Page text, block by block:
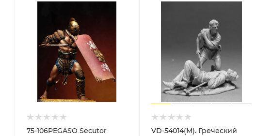
75-106PEGASO Secutor
VD-54014(M). Греческий